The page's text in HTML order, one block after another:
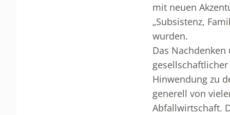
mit neuen
„Subsistenz,
wurden.
Das
Hinwendung zu
generell von
Abfallwirtschaft.